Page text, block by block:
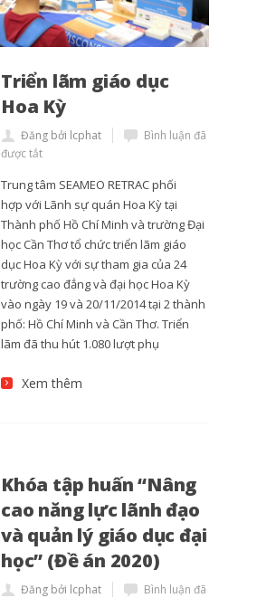
Triển lãm giáo dục
Hoa Kỳ
Đăng bởi lcphat
Bình luận đã
được tắt
Trung tâm SEAMEO RETRAC phối
hợp với Lãnh sự quán Hoa Kỳ tại
Thành phố Hồ Chí Minh và trường Đại
học Cần Thơ tổ chức triển lãm giáo
dục Hoa Kỳ với sự tham gia của 24
trường cao đẳng và đại học Hoa Kỳ
vào ngày 19 và 20/11/2014 tại 2 thành
phố: Hồ Chí Minh và Cần Thơ. Triển
lãm đã thu hút 1.080 lượt phụ
Xem thêm
Khóa tập huấn “Nâng
cao năng lực lãnh đạo
và quản lý giáo dục đại
học” (Đề án 2020)
Đăng bởi lcphat
Bình luận đã